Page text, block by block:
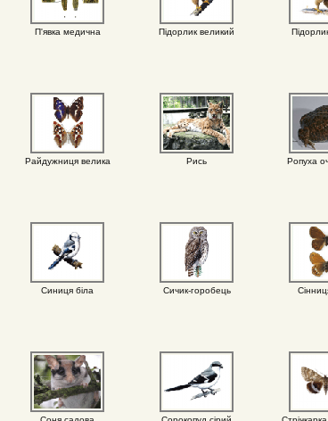
П'явка медична Підорлик великий
Райдужниця велика Рись Ропуха
Синиця біла Сичик-горобець